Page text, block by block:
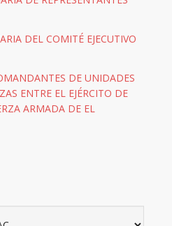
DEL COMITÉ EJECUTIVO
DE UNIDADES
ENTRE EL EJÉRCITO DE
ARMADA DE EL